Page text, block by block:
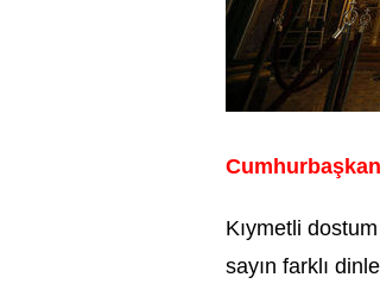
Kıymetli
sayın farklı